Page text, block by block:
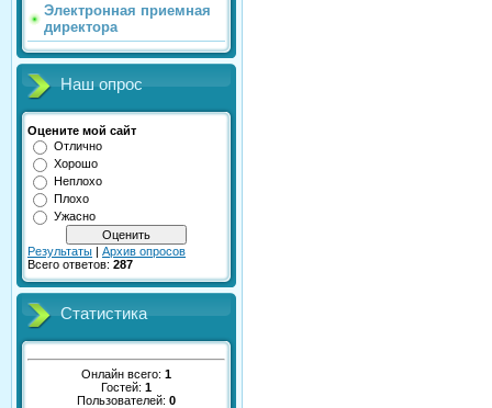
Электронная приемная
директора
Наш опрос
Оцените мой сайт
Отлично
Хорошо
Неплохо
Плохо
Ужасно
Результаты | Архив опросов
Всего ответов: 287
Статистика
Онлайн всего: 1
Гостей: 1
Пользователей: 0